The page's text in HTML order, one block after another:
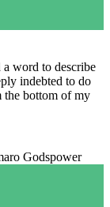
word to describe
indebted to do
the bottom of my
Godspower